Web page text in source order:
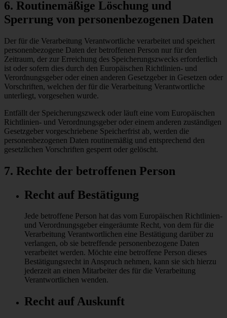
6. Routinemäßige Löschung und
Sperrung von personenbezogenen Daten
Der für die Verarbeitung Verantwortliche verarbeitet und speichert
personenbezogene Daten der betroffenen Person nur für den
Zeitraum, der zur Erreichung des Speicherungszwecks erforderlich
ist oder sofern dies durch den Europäischen Richtlinien- und
Verordnungsgeber oder einen anderen Gesetzgeber in Gesetzen oder
Vorschriften, welchen der für die Verarbeitung Verantwortliche
unterliegt, vorgesehen wurde.
Entfällt der Speicherungszweck oder läuft eine vom Europäischen
Richtlinien- und Verordnungsgeber oder einem anderen zuständigen
Gesetzgeber vorgeschriebene Speicherfrist ab, werden die
personenbezogenen Daten routinemäßig und entsprechend den
gesetzlichen Vorschriften gesperrt oder gelöscht.
7. Rechte der betroffenen Person
Recht auf Bestätigung
Jede betroffene Person hat das vom Europäischen Richtlinien-
und Verordnungsgeber eingeräumte Recht, von dem für die
Verarbeitung Verantwortlichen eine Bestätigung darüber zu
verlangen, ob sie betreffende personenbezogene Daten
verarbeitet werden. Möchte eine betroffene Person dieses
Bestätigungsrecht in Anspruch nehmen, kann sie sich hierzu
jederzeit an einen Mitarbeiter des für die Verarbeitung
Verantwortlichen wenden.
Recht auf Auskunft